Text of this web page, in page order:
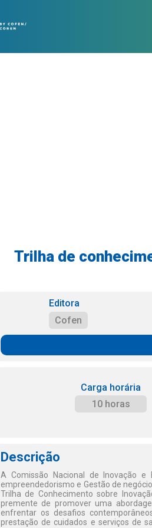
Trilha de
Editora
Cofen
Carga horária
10 horas
Descrição
A Comissão Nacional de Inovação e
empreendedorismo e Gestão de
Trilha de Conhecimento sobre
premente de promover uma
enfrentar os desafios
prestação de cuidados e serviços de